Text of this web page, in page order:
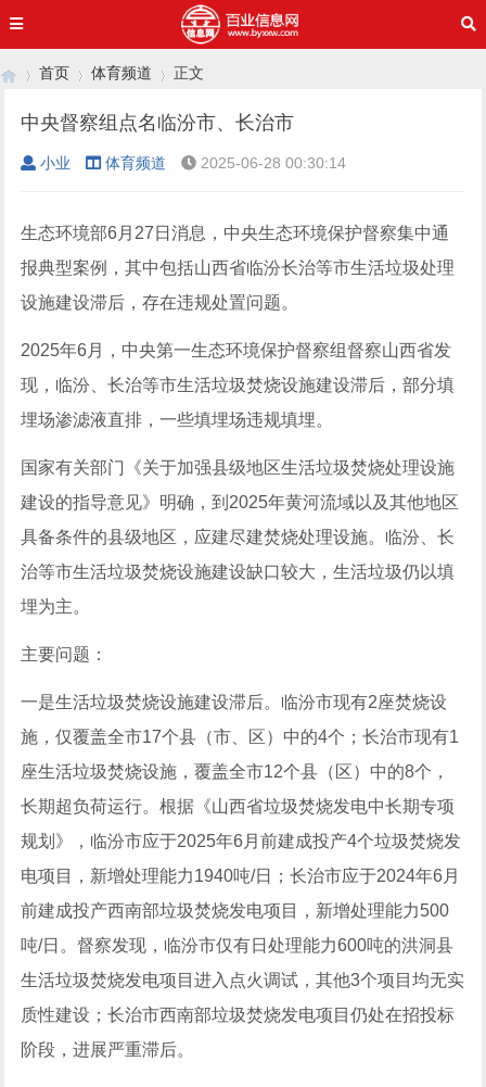
›
首页
›
体育频道
›
正文
中央督察组点名临汾市、长治市
小业 体育频道 2025-06-28 00:30:14
生态环境部6月27日消息，中央生态环境保护督察集中通
报典型案例，其中包括山西省临汾长治等市生活垃圾处理
设施建设滞后，存在违规处置问题。
2025年6月，中央第一生态环境保护督察组督察山西省发
现，临汾、长治等市生活垃圾焚烧设施建设滞后，部分填
埋场渗滤液直排，一些填埋场违规填埋。
国家有关部门《关于加强县级地区生活垃圾焚烧处理设施
建设的指导意见》明确，到2025年黄河流域以及其他地区
具备条件的县级地区，应建尽建焚烧处理设施。临汾、长
治等市生活垃圾焚烧设施建设缺口较大，生活垃圾仍以填
埋为主。
主要问题：
一是生活垃圾焚烧设施建设滞后。临汾市现有2座焚烧设
施，仅覆盖全市17个县（市、区）中的4个；长治市现有1
座生活垃圾焚烧设施，覆盖全市12个县（区）中的8个，
长期超负荷运行。根据《山西省垃圾焚烧发电中长期专项
规划》，临汾市应于2025年6月前建成投产4个垃圾焚烧发
电项目，新增处理能力1940吨/日；长治市应于2024年6月
前建成投产西南部垃圾焚烧发电项目，新增处理能力500
吨/日。督察发现，临汾市仅有日处理能力600吨的洪洞县
生活垃圾焚烧发电项目进入点火调试，其他3个项目均无实
质性建设；长治市西南部垃圾焚烧发电项目仍处在招投标
阶段，进展严重滞后。